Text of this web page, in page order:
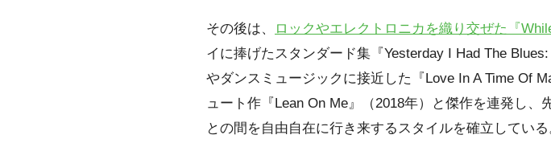
その後は、 ロックやエレクトロニカを織り交ぜた『
イに捧げたスタンダード集『Yesterday I Had The
やダンスミュージックに接近した『Love In A Time Of
ュート作『Lean On Me』（2018年）と傑作を連発し
との間を自由自在に行き来するスタイルを確立している